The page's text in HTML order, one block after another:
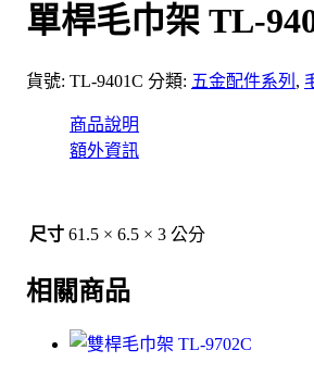
單桿毛巾架 TL-
貨號: TL-9401C 分類: 五金配件系列 ,
商品說明
額外資訊
尺寸 61.5 × 6.5 × 3 公分
相關商品